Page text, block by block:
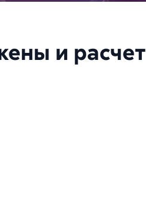
и расчет